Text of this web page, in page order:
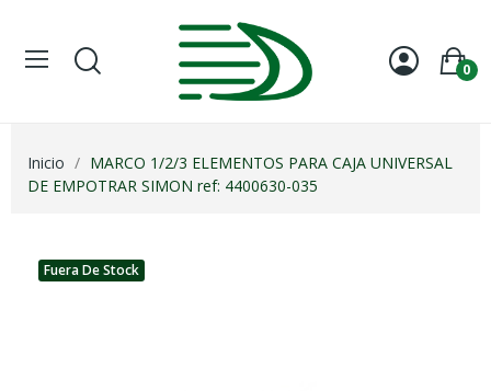
0
Inicio
MARCO 1/2/3 ELEMENTOS PARA CAJA UNIVERSAL
DE EMPOTRAR SIMON ref: 4400630-035
Fuera De Stock